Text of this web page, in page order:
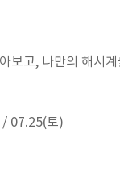
보고, 나만의 해시
07.25(토)